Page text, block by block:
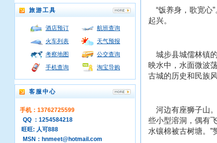
旅游工具
酒店预订
航班查询
火车列表
天气预报
考察地图
公交查询
手机查询
淘宝导购
客服中心
手机：13762725599
QQ ：1254584218
旺旺: 人可888
MSN：hnmeet@hotmail.com
“饭养身，歌宽心
起兴。
城步县城儒林镇的
映水中，水面微波
古城的历史和民族
河边有座狮子山
些小型溶洞，偶有
水镶棉被古树塘。